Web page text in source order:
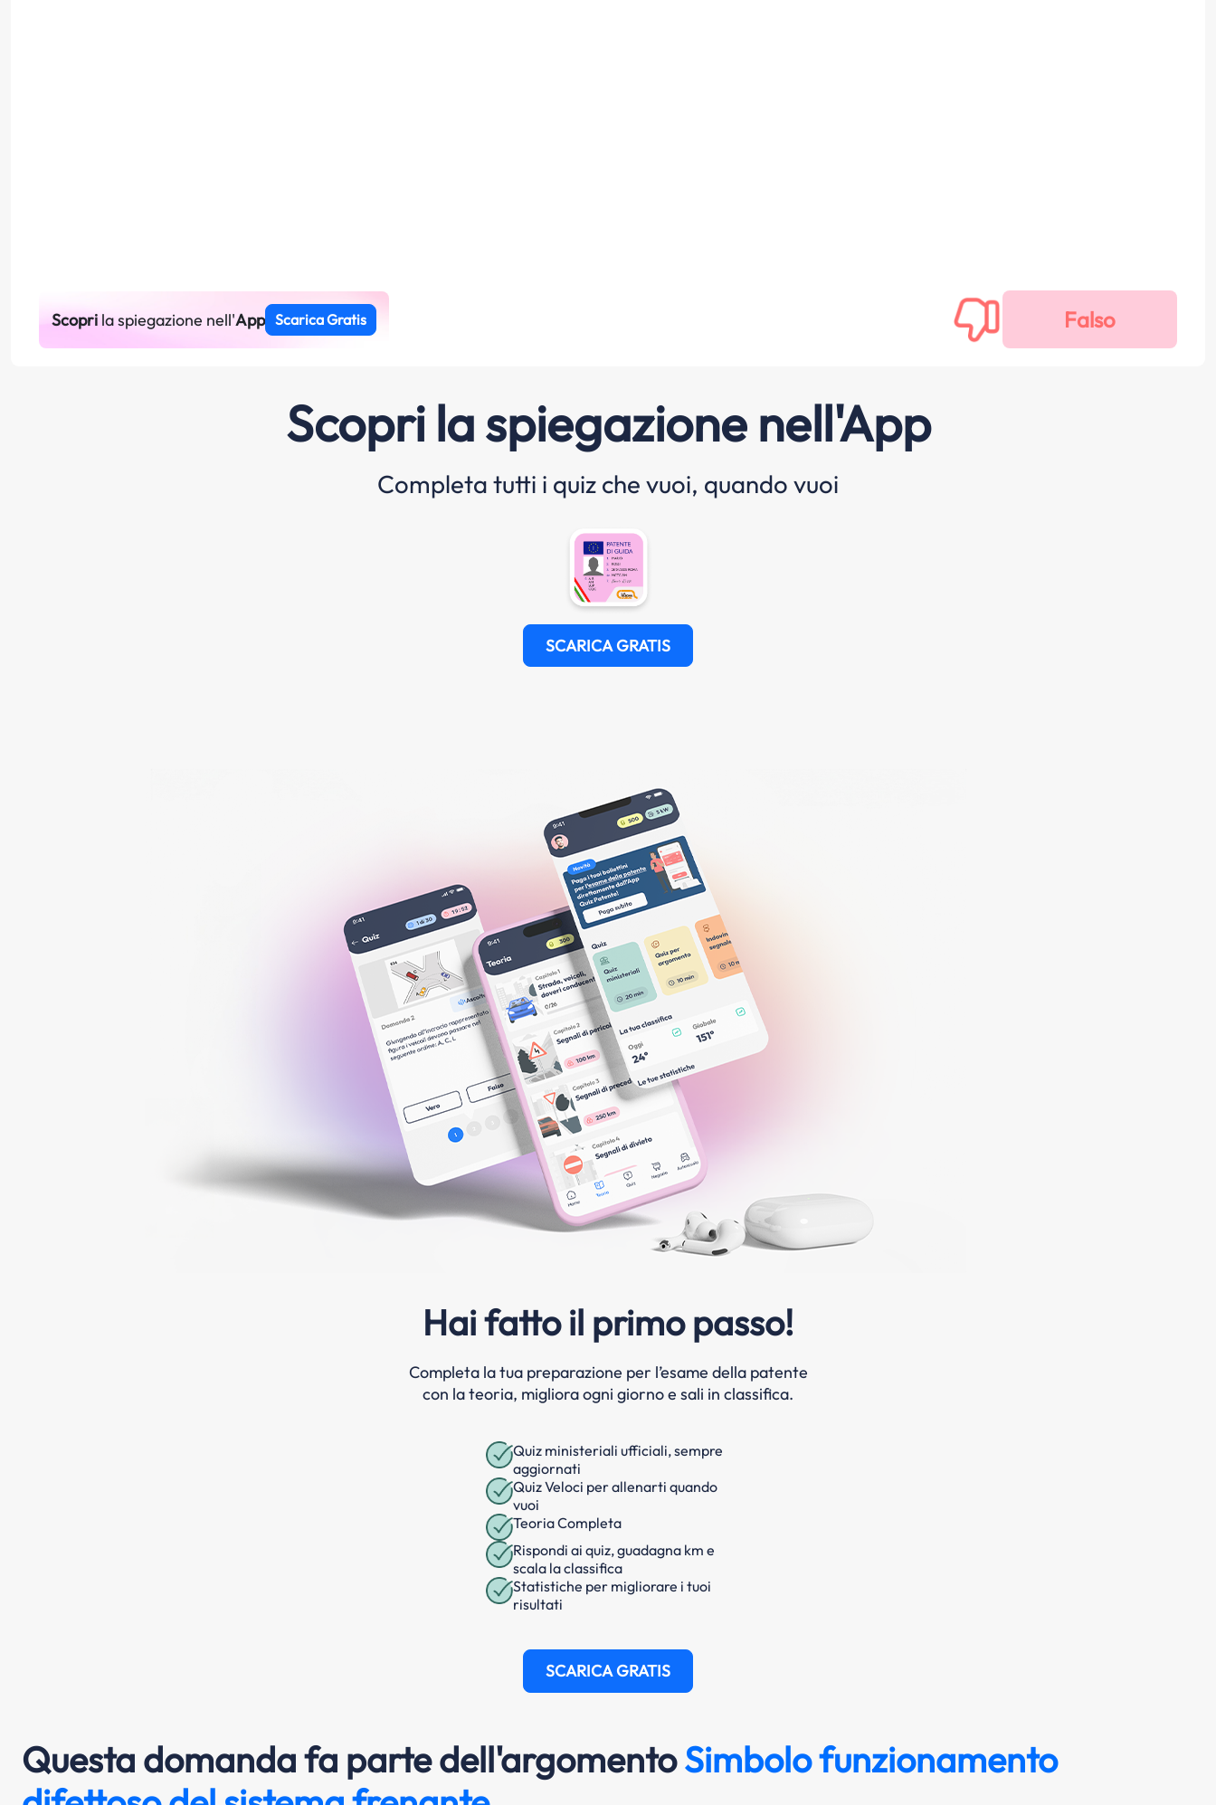
Scoprila spiegazione nell'App Scarica Gratis
Scopri la spiegazione nell'App
Completa tutti i quiz che vuoi, quando vuoi
SCARICA GRATIS
Hai fatto il primo passo!
Completa la tua preparazione per l’esame della patente
con la teoria, migliora ogni giorno e sali in classifica.
Quiz ministeriali ufficiali, sempre
aggiornati
Quiz Veloci per allenarti quando
vuoi
Teoria Completa
Rispondi ai quiz, guadagna km e
scala la classifica
Statistiche per migliorare i tuoi
risultati
SCARICA GRATIS
Questa domanda fa parte dell'argomentoSimbolo funzionamento